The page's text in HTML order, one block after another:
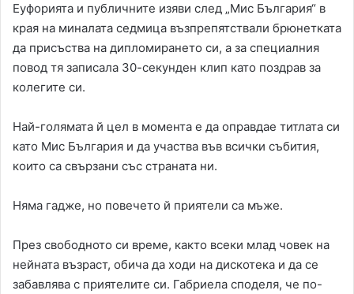
Еуфорията и публичните изяви след „Мис България“ в
края на миналата седмица възпрепятствали брюнетката
да присъства на дипломирането си, а за специалния
повод тя записала 30-секунден клип като поздрав за
колегите си.
Най-голямата й цел в момента е да оправдае титлата си
като Мис България и да участва във всички събития,
които са свързани със страната ни.
Няма гадже, но повечето й приятели са мъже.
През свободното си време, както всеки млад човек на
нейната възраст, обича да ходи на дискотека и да се
забавлява с приятелите си. Габриела споделя, че по-